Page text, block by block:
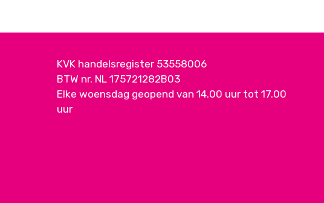
KVK handelsregister 53558006
BTW nr. NL 175721282B03
Elke woensdag geopend van 14.00 uur tot 17.00
uur